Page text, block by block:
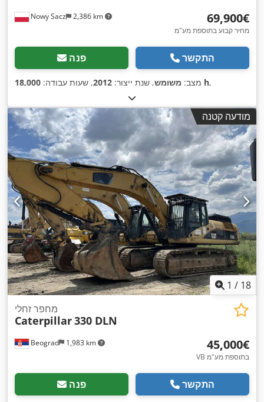
Nowy Sacz 2,386 km ‏69,900 ‏€
מחיר קבוע בתוספת מע"מ
פנה התקשר
מצב: משומש, שנת ייצור: 2012, שעות עבודה: 18,000 h,
מודעה קטנה
1 / 18
Beograd 1,983 km
מחפר זחלי
Caterpillar330 DLN
‏45,000 ‏€
VB בתוספת מע"מ
פנה התקשר